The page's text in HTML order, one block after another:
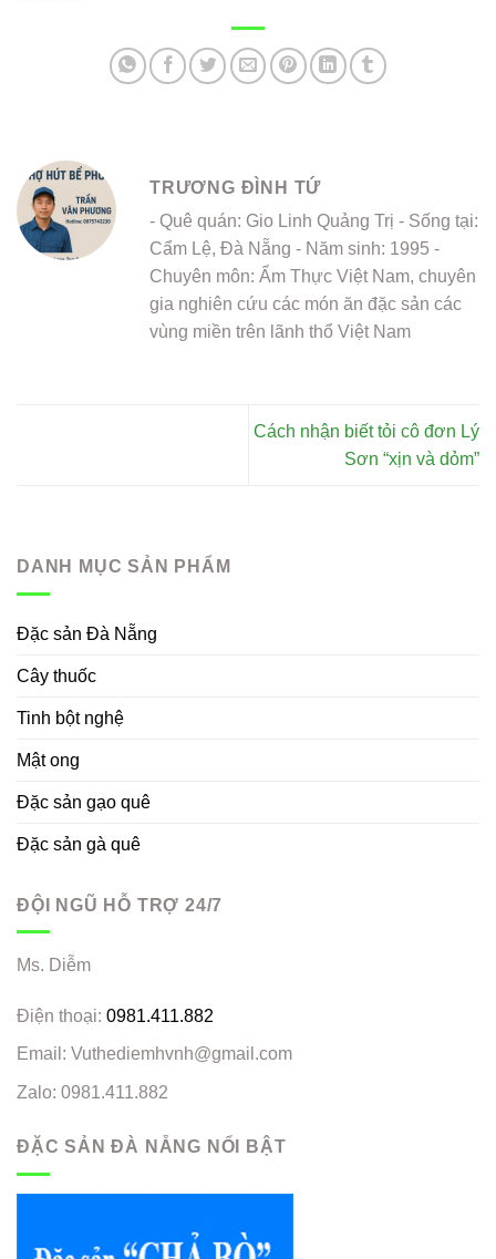
TRƯƠNG ĐÌNH TỨ
- Quê quán: Gio Linh Quảng Trị - Sống tại:
Cẩm Lệ, Đà Nẵng - Năm sinh: 1995 -
Chuyên môn: Ẩm Thực Việt Nam, chuyên
gia nghiên cứu các món ăn đặc sản các
vùng miền trên lãnh thổ Việt Nam
Cách nhận biết tỏi cô đơn Lý
Sơn “xịn và dỏm”
DANH MỤC SẢN PHẨM
Đặc sản Đà Nẵng
Cây thuốc
Tinh bột nghệ
Mật ong
Đặc sản gạo quê
Đặc sản gà quê
ĐỘI NGŨ HỖ TRỢ 24/7
Ms. Diễm
Điện thoại: 0981.411.882
Email: Vuthediemhvnh@gmail.com
Zalo: 0981.411.882
ĐẶC SẢN ĐÀ NẴNG NỔI BẬT